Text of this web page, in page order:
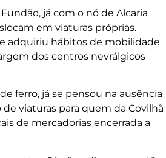
já com o nó de Alcaria
em viaturas próprias.
adquiriu hábitos de mobilidade
dos centros nevrálgicos
ferro, já se pensou na ausência
viaturas para quem da Covilhã
de mercadorias encerrada a